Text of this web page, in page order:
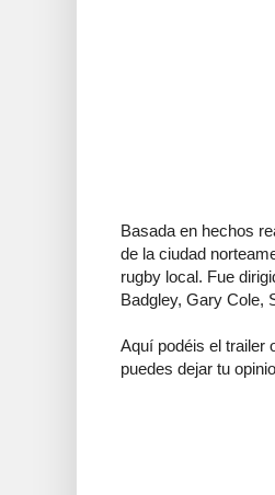
Basada en hechos
de la ciudad
rugby local. Fue
Badgley, Gary Cole,
Aquí podéis el trailer
puedes dejar tu